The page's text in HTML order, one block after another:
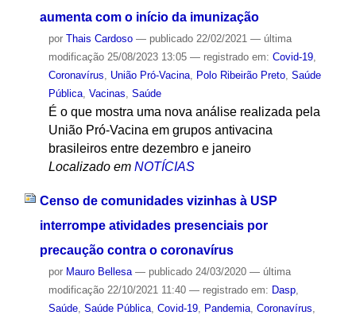
aumenta com o início da imunização
por Thais Cardoso — publicado22/02/2021 — última
modificação25/08/2023 13:05 — registrado em: Covid-19,
Coronavírus
União Pró-Vacina, Polo Ribeirão Preto, Saúde
Pública, Vacinas Saúde
É o que mostra uma nova análise realizada pela
União Pró-Vacina em grupos antivacina
brasileiros entre dezembro e janeiro
Localizado em NOTÍCIAS
Censo de comunidades vizinhas à USP
interrompe atividades presenciais por
precaução contra o coronavírus
por Mauro Bellesa — publicado24/03/2020 — última
modificação22/10/2021 11:40 — registrado em: Dasp,
Saúde, Saúde Pública, Covid-19, Pandemia, Coronavírus